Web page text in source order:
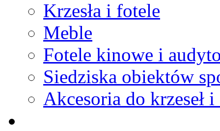
Krzesła i fotele
Meble
Fotele kinowe i
Siedziska obiektów
Akcesoria do krzeseł